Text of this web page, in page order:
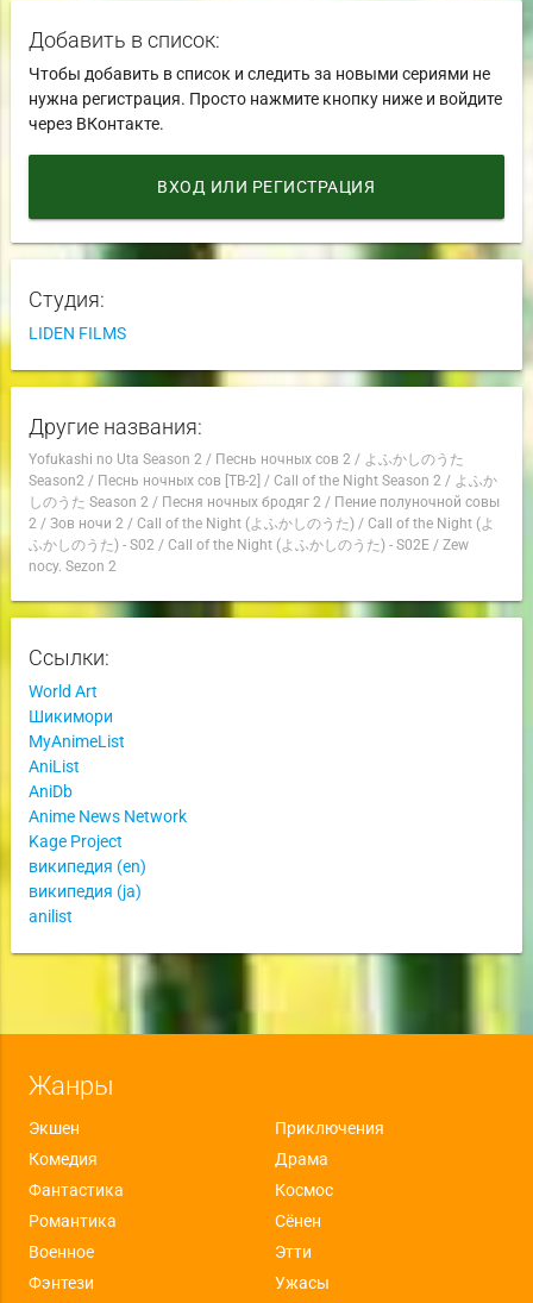
Добавить в список:
Чтобы добавить в список и следить за новыми сериями не
нужна регистрация. Просто нажмите кнопку ниже и войдите
через ВКонтакте.
ВХОД ИЛИ РЕГИСТРАЦИЯ
Студия:
LIDEN FILMS
Другие названия:
Yofukashi no Uta Season 2/ Песнь ночных сов 2/ よふかしのうた
Season2/ Песнь ночных сов [ТВ-2] / Call of the Night Season 2/ よふか
しのうた Season 2/ Песня ночных бродяг 2/ Пение полуночной совы
2/ Зов ночи 2/ Call of the Night (よふかしのうた) / Call of the Night (よ
ふかしのうた) - S02/ Call of the Night (よふかしのうた) - S02E/ Zew
nocy. Sezon 2
Ссылки:
World Art
Шикимори
MyAnimeList
AniList
AniDb
Anime News Network
Kage Project
википедия (en)
википедия (ja)
anilist
Жанры
Экшен
Приключения
Комедия
Драма
Фантастика
Космос
Романтика
Сёнен
Военное
Этти
Фэнтези
Ужасы